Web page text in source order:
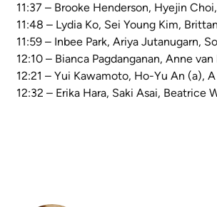
11:37 – Brooke Henderson, Hyejin
11:48 – Lydia Ko, Sei Young Kim,
11:59 – Inbee Park, Ariya Jutanugarn,
12:10 – Bianca Pagdanganan, Anne van
12:21 – Yui Kawamoto, Ho-Yu An (a),
12:32 – Erika Hara, Saki Asai, Beatrice